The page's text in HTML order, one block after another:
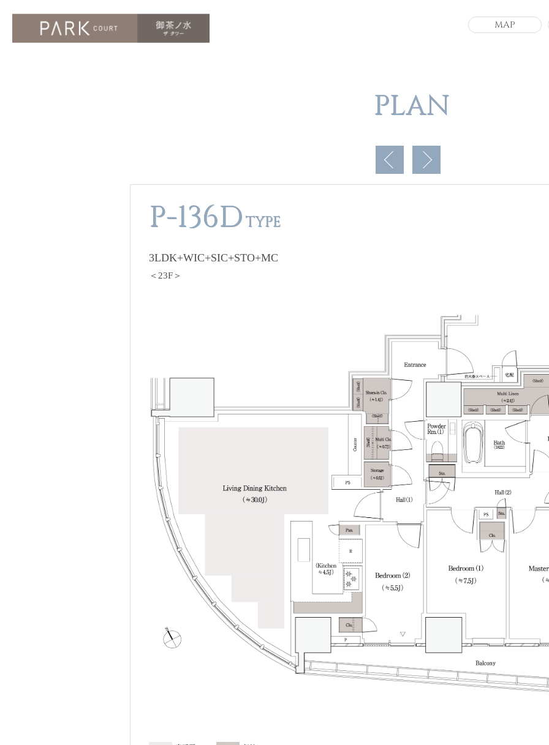
MAP
PLAN
P-136DTYPE
3LDK+WIC+SIC+STO+MC
＜23F＞